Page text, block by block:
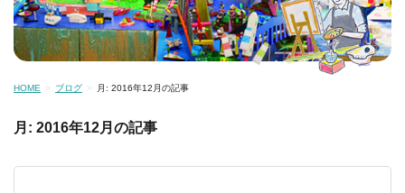
HOME ブログ 月: 2016年12月の記事
月: 2016年12月 の記事